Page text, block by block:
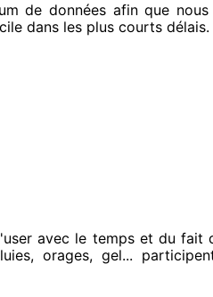
de donnéesafin que nous
dans les plus courts délais.
avec le temps et du fait
orages, gel...